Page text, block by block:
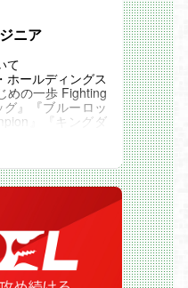
ニア
て
ホールディングス
めの一歩 Fighting
』『ブルーロッ
』『キングダ
いる企業になりま
ルディングスにつ
グスは、【世界一
、完全独自資本
ドテック事業』、
』、『アドテク事
など、多様な事業